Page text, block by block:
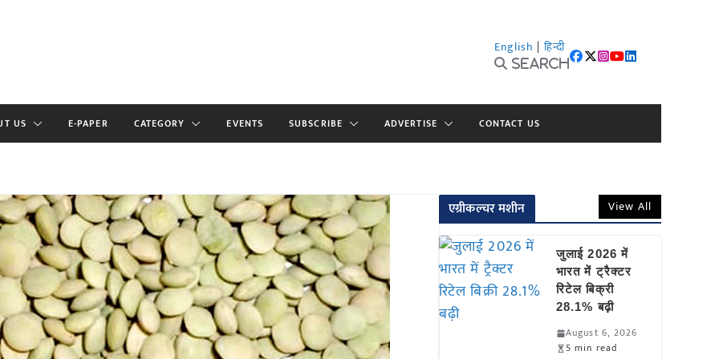
English | हिन्दी
Search
US E-PAPER CATEGORY EVENTS SUBSCRIBE ADVERTISE CONTACT US
एग्रीकल्चर मशीन View All
जुलाई 2026 में
भारत में ट्रैक्टर
रिटेल बिक्री
28.1% बढ़ी
August 6, 2026
5 min read